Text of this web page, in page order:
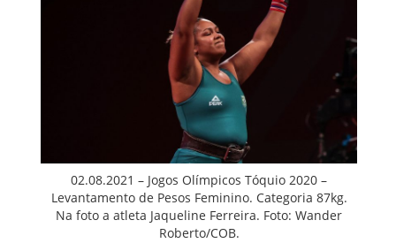
02.08.2021 – Jogos Olímpicos Tóquio 2020 –
Levantamento de Pesos Feminino. Categoria 87kg.
Na foto a atleta Jaqueline Ferreira. Foto: Wander
Roberto/COB.